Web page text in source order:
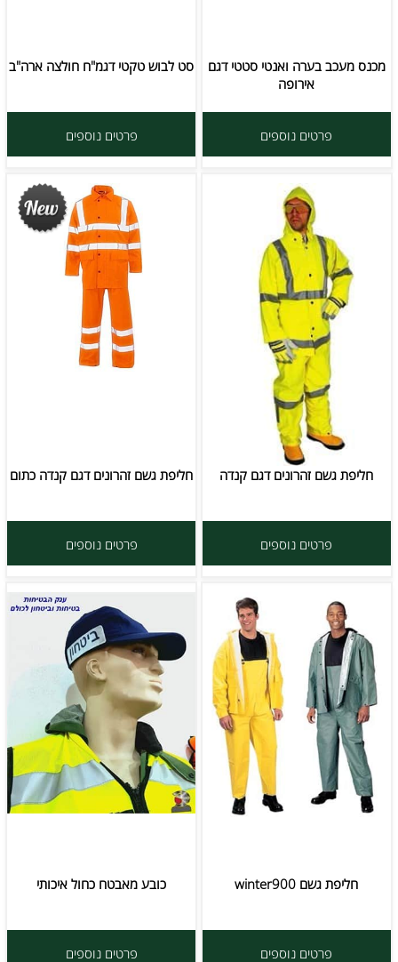
מכנס מעכב בערה ואנטי סטטי דגם
אירופה
פרטים נוספים
סט לבוש טקטי דגמ"ח חולצה ארה"ב
פרטים נוספים
חליפת גשם זהרונים דגם קנדה
פרטים נוספים
חליפת גשם זהרונים דגם קנדה כתום
פרטים נוספים
חליפת גשם winter900
פרטים נוספים
כובע מאבטח כחול איכותי
פרטים נוספים